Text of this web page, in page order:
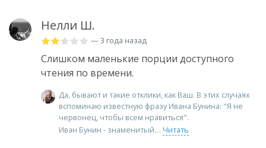
Нелли Ш.
— 3 года назад
Слишком маленькие порции доступного
чтения по времени.
Да, бывают и такие отклики, как Ваш. В этих случаях
вспоминаю известную фразу Ивана Бунина: "Я не
червонец, чтобы всем нравиться".
Иван Бунин - знаменитый
Читать